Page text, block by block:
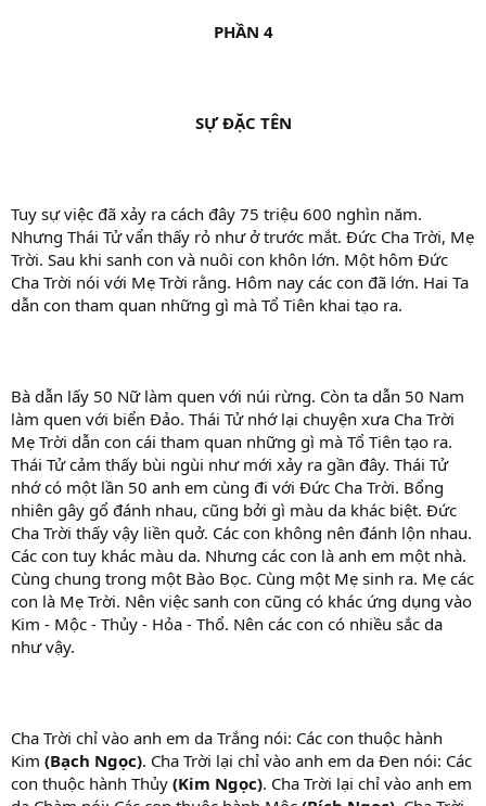
PHẦN 4
SỰ ĐẶC TÊN
Tuy sự việc đã xảy ra cách đây 75 triệu 600 nghìn năm.
Nhưng Thái Tử vẩn thấy rỏ như ở trước mắt. Đức Cha Trời, Mẹ
Trời. Sau khi sanh con và nuôi con khôn lớn. Một hôm Đức
Cha Trời nói với Mẹ Trời rằng. Hôm nay các con đã lớn. Hai Ta
dẫn con tham quan những gì mà Tổ Tiên khai tạo ra.
Bà dẫn lấy 50 Nữ làm quen với núi rừng. Còn ta dẫn 50 Nam
làm quen với biển Đảo. Thái Tử nhớ lại chuyện xưa Cha Trời
Mẹ Trời dẫn con cái tham quan những gì mà Tổ Tiên tạo ra.
Thái Tử cảm thấy bùi ngùi như mới xảy ra gần đây. Thái Tử
nhớ có một lần 50 anh em cùng đi với Đức Cha Trời. Bổng
nhiên gây gổ đánh nhau, cũng bởi gì màu da khác biệt. Đức
Cha Trời thấy vậy liền quở. Các con không nên đánh lộn nhau.
Các con tuy khác màu da. Nhưng các con là anh em một nhà.
Cùng chung trong một Bào Bọc. Cùng một Mẹ sinh ra. Mẹ các
con là Mẹ Trời. Nên việc sanh con cũng có khác ứng dụng vào
Kim - Mộc - Thủy - Hỏa - Thổ. Nên các con có nhiều sắc da
như vậy.
Cha Trời chỉ vào anh em da Trắng nói: Các con thuộc hành
Kim (Bạch Ngọc). Cha Trời lại chỉ vào anh em da Đen nói: Các
con thuộc hành Thủy (Kim Ngọc). Cha Trời lại chỉ vào anh em